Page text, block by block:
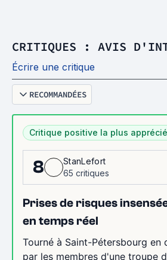
CRITIQUES : AVIS
Écrire une critique
RECOMMANDÉES
Critique positive la plus
8
StanLefort
65 critiques
Prises de risques
en temps réel
Tourné à Saint-Pétersbourg en
par les membres d'une troupe